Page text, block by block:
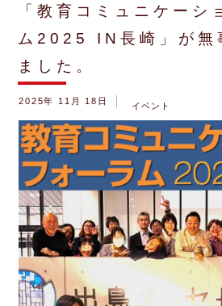
「教育コミュニケーシ
ム2025 IN長崎」が無
ました。
2025年 11月 18日 イベント